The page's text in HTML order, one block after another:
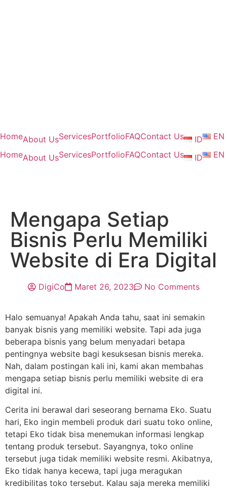
HomeAbout UsServicesPortfolioFAQContact Us ID
EN
HomeAbout UsServicesPortfolioFAQContact Us ID EN
Mengapa Setiap
Bisnis Perlu Memiliki
Website di Era Digital
DigiCo Maret 26, 2023 No Comments
Halo semuanya! Apakah Anda tahu, saat ini semakin
banyak bisnis yang memiliki website. Tapi ada juga
beberapa bisnis yang belum menyadari betapa
pentingnya website bagi kesuksesan bisnis mereka.
Nah, dalam postingan kali ini, kami akan membahas
mengapa setiap bisnis perlu memiliki website di era
digital ini.
Cerita ini berawal dari seseorang bernama Eko. Suatu
hari, Eko ingin membeli produk dari suatu toko online,
tetapi Eko tidak bisa menemukan informasi lengkap
tentang produk tersebut. Sayangnya, toko online
tersebut juga tidak memiliki website resmi. Akibatnya,
Eko tidak hanya kecewa, tapi juga meragukan
kredibilitas toko tersebut. Kalau saja mereka memiliki